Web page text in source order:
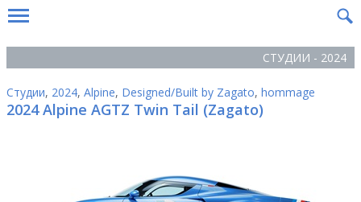
СТУДИИ - 2024
Студии, 2024, Alpine, Designed/Built by Zagato, hommage
2024 Alpine AGTZ Twin Tail (Zagato)